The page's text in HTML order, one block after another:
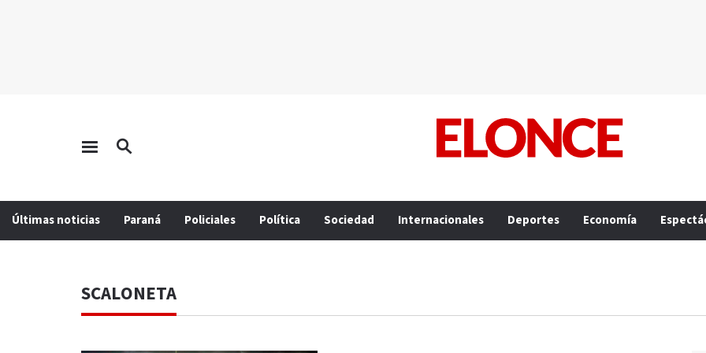
Últimas noticias Paraná Policiales Política Sociedad Internacionales Deportes Economía
SCALONETA